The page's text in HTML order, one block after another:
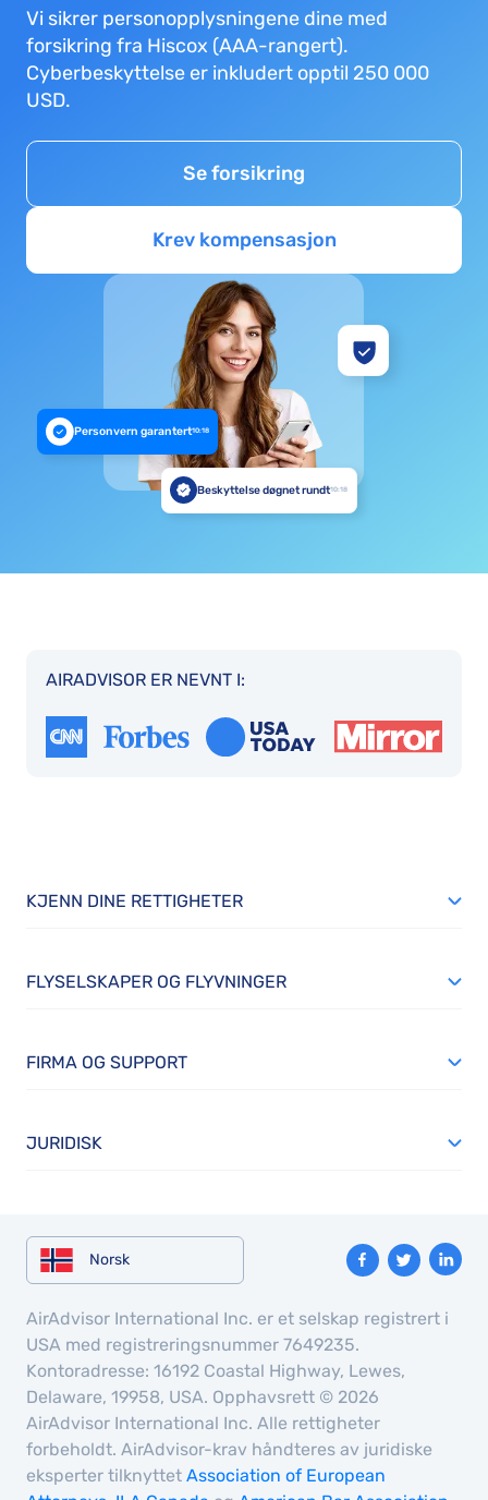
Vi sikrer personopplysningene dine med
forsikring fra Hiscox (AAA-rangert).
Cyberbeskyttelse er inkludert opptil 250 000
USD.
Se forsikring
Krev kompensasjon
Personvern garantert10:18
Beskyttelse døgnet rundt10:18
AIRADVISOR ER NEVNT I:
KJENN DINE RETTIGHETER
FLYSELSKAPER OG FLYVNINGER
FIRMA OG SUPPORT
JURIDISK
Norsk
AirAdvisor International Inc. er et selskap registrert i
USA med registreringsnummer 7649235.
Kontoradresse: 16192 Coastal Highway, Lewes,
Delaware, 19958, USA. Opphavsrett © 2026
AirAdvisor International Inc. Alle rettigheter
forbeholdt. AirAdvisor-krav håndteres av juridiske
eksperter tilknyttet Association of European